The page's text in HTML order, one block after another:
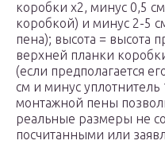
коробки х2, минус 0,5
коробкой) и минус 2-5
пена); высота = высота
верхней планки
(если предполагается
см и минус
монтажной пены
реальные размеры не
посчитанными или